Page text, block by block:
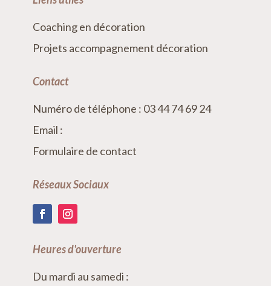
Coaching en décoration
Projets accompagnement décoration
Contact
Numéro de téléphone : 03 44 74 69 24
Email :
Formulaire de contact
Réseaux Sociaux
Heures d'ouverture
Du mardi au samedi :